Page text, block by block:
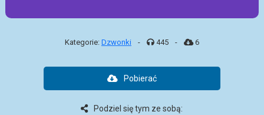
Kategorie: Dzwonki - 445 - 6
Pobierać
Podziel się tym ze sobą: